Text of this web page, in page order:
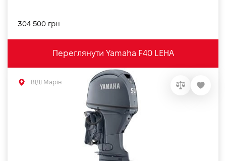
304 500 грн
Переглянути Yamaha F40 LEHA
ВІДІ Марін